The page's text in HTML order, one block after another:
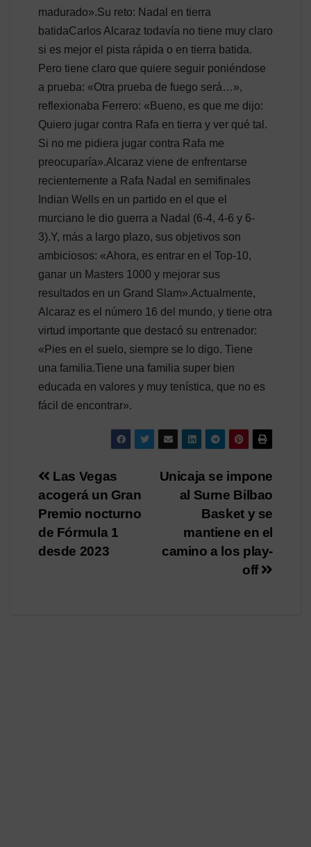
madurado».Su reto: Nadal en tierra
batidaCarlos Alcaraz todavía no tiene muy claro
si es mejor el pista rápida o en tierra batida.
Pero tiene claro que quiere seguir poniéndose
a prueba: «Otra prueba de fuego será…»,
reflexionaba Ferrero: «Bueno, es que me dijo:
Quiero jugar contra Rafa en tierra y ver qué tal.
Si no me pidiera jugar contra Rafa me
preocuparía».Alcaraz viene de enfrentarse
recientemente a Rafa Nadal en semifinales
Indian Wells en un partido en el que el
murciano le dio guerra a Nadal (6-4, 4-6 y 6-
3).Y, más a largo plazo, sus objetivos son
ambiciosos: «Ahora, es entrar en el Top-10,
ganar un Masters 1000 y mejorar sus
resultados en un Grand Slam».Actualmente,
Alcaraz es el número 16 del mundo, y tiene otra
virtud importante que destacó su entrenador:
«Pies en el suelo, siempre se lo digo. Tiene
una familia.Tiene una familia super bien
educada en valores y muy tenística, que no es
fácil de encontrar».
Navegación
de
entradas
Unicaja se impone
al Surne Bilbao
Basket y se
mantiene en el
camino a los play-
off
Las Vegas
acogerá un Gran
Premio nocturno
de Fórmula 1
desde 2023